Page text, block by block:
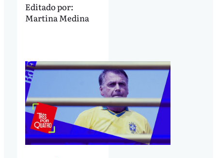
Editado por:
Martina Medina